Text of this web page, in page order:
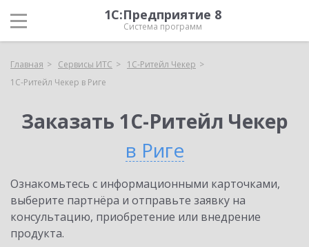
1С:Предприятие 8
Система программ
Главная Сервисы ИТС
1C-Ритейл Чекер
1C-Ритейл Чекер в Риге
Заказать 1C-Ритейл Чекер
в Риге
Ознакомьтесь с информационными карточками,
выберите партнёра и отправьте заявку на
консультацию, приобретение или внедрение
продукта.